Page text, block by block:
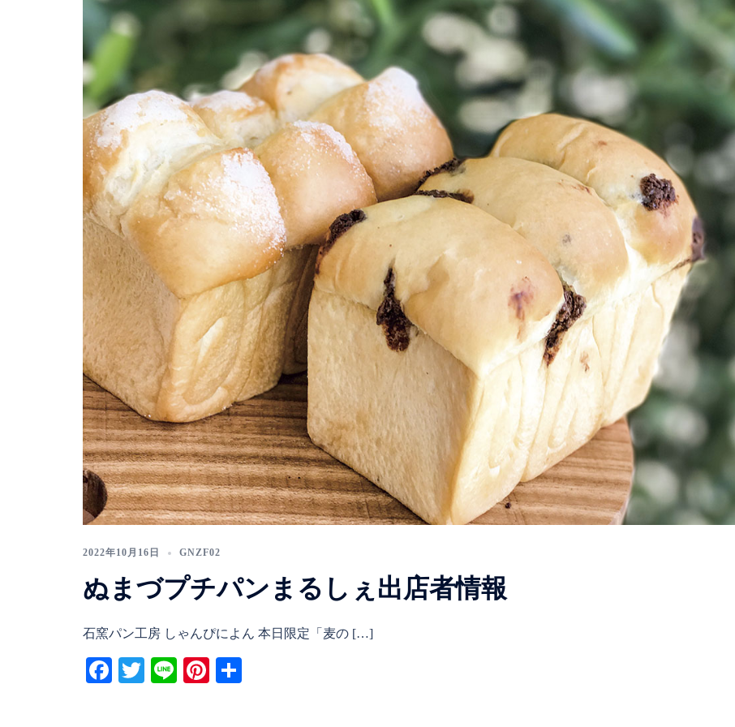
2022年10月16日 GNZF02
ぬまづプチパンまるしぇ出店者情報
石窯パン工房 しゃんぴによん 本日限定「麦の […]
Facebook
Twitter
LinePinterest